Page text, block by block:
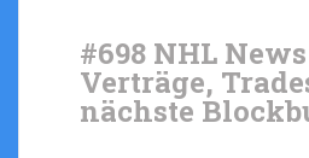
#698 NHL
Verträge,
nächste